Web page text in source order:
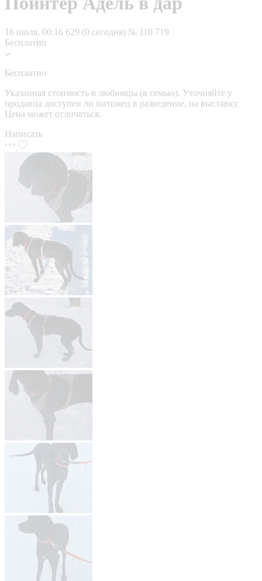
16 июля, 00:16 629 (0 сегодня) № 110 719
Бесплатно
Бесплатно
Указанная стоимость в любимцы (в семью). Уточняйте у
продавца доступен ли питомец в разведение, на выставку.
Цена может отличаться.
Написать